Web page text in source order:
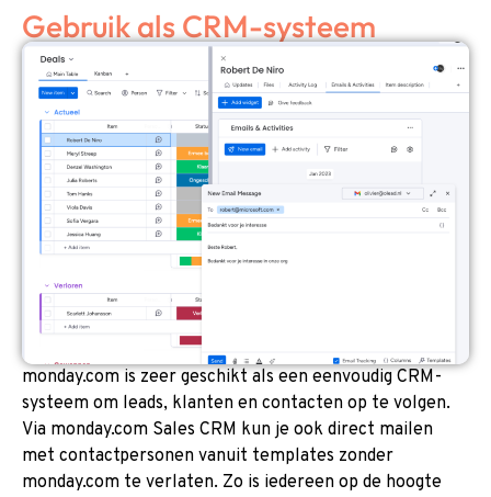
Gebruik als CRM-systeem
monday.com is zeer geschikt als een eenvoudig CRM-
systeem om leads, klanten en contacten op te volgen.
Via monday.com Sales CRM kun je ook direct mailen
met contactpersonen vanuit templates zonder
monday.com te verlaten. Zo is iedereen op de hoogte